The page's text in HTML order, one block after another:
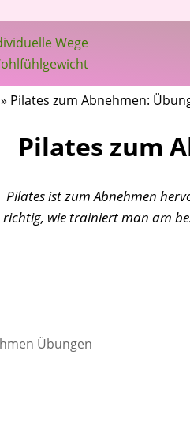
» Pilates zum Abnehmen:
Pilates zum
Pilates ist zum Abnehmen
richtig, wie trainiert man am